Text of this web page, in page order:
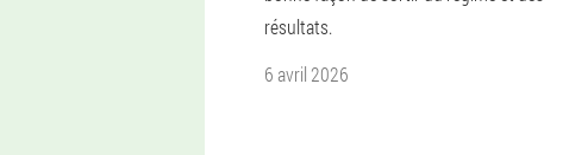
résultats.
6 avril 2026